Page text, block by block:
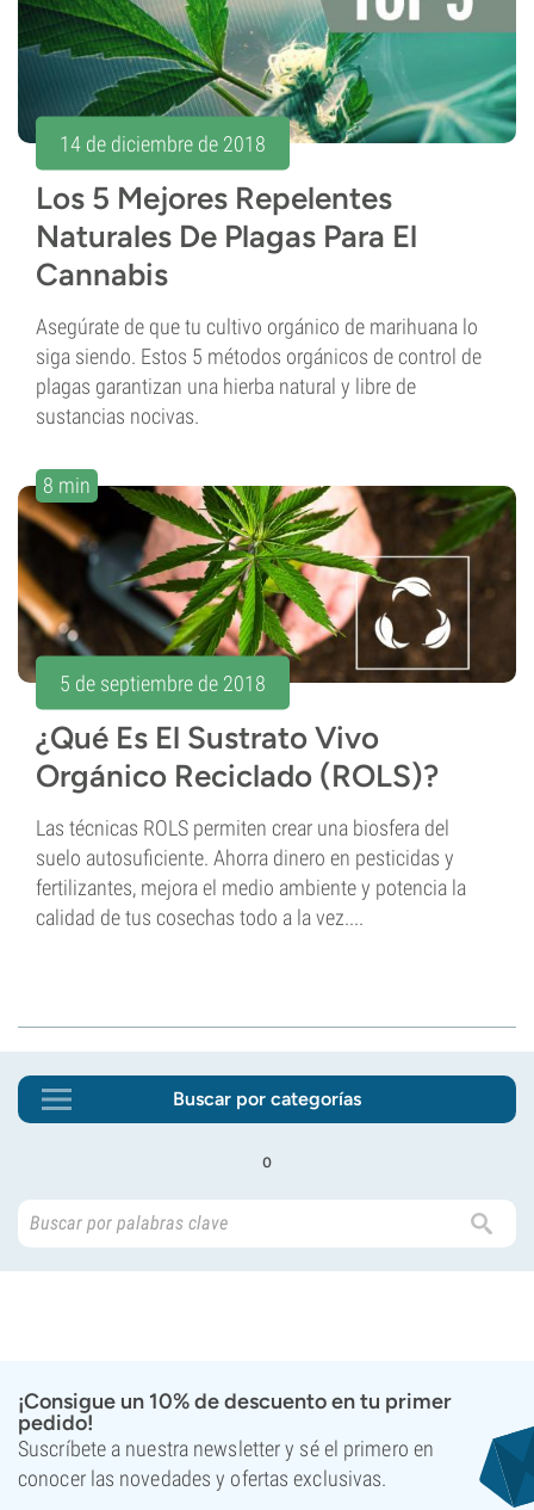
14 de diciembre de 2018
Los 5 Mejores Repelentes
Naturales De Plagas Para El
Cannabis
Asegúrate de que tu cultivo orgánico de marihuana lo
siga siendo. Estos 5 métodos orgánicos de control de
plagas garantizan una hierba natural y libre de
sustancias nocivas.
8 min
5 de septiembre de 2018
¿Qué Es El Sustrato Vivo
Orgánico Reciclado (ROLS)?
Las técnicas ROLS permiten crear una biosfera del
suelo autosuficiente. Ahorra dinero en pesticidas y
fertilizantes, mejora el medio ambiente y potencia la
calidad de tus cosechas todo a la vez....
Buscar por categorías
o
¡Consigue un 10% de descuento en tu primer
pedido!
Suscríbete a nuestra newsletter y sé el primero en
conocer las novedades y ofertas exclusivas.